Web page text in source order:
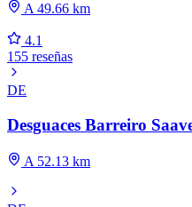
A 49.66 km
4.1
155 reseñas
DE
Desguaces Barreiro
A 52.13 km